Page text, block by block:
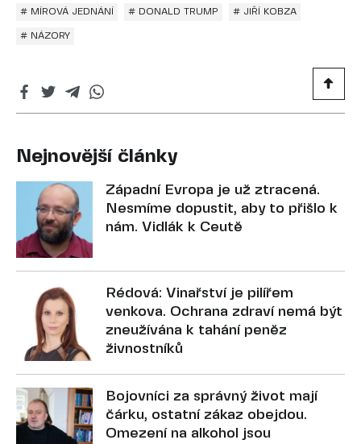
# MÍROVÁ JEDNÁNÍ # DONALD TRUMP # JIŘÍ KOBZA
# NÁZORY
Nejnovější články
Západní Evropa je už ztracená.
Nesmíme dopustit, aby to přišlo k
nám. Vidlák k Ceutě
Rédová: Vinařství je pilířem
venkova. Ochrana zdraví nemá být
zneužívána k tahání peněz
živnostníků
Bojovníci za správný život mají
čárku, ostatní zákaz obejdou.
Omezení na alkohol jsou